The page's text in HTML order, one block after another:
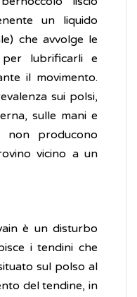
un liquido
che avvolge le
lubrificarli e
il movimento.
sui polsi,
sulle mani e
producono
vicino a un
è un disturbo
i tendini che
sul polso al
del tendine, in